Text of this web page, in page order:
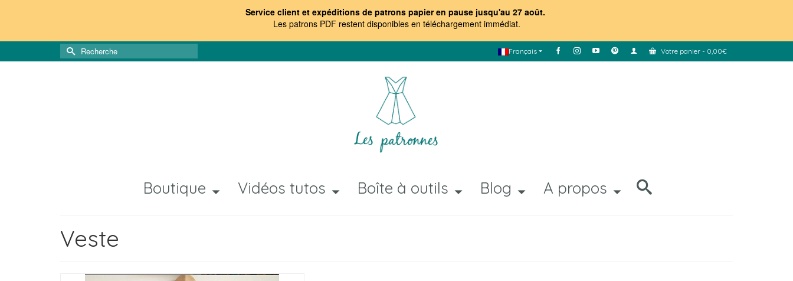
Service client et expéditions de patrons papier en pause jusqu'au 27 août.
Les patrons PDF restent disponibles en téléchargement immédiat.
Français Votre panier - 0,00€
Rechercher :
Boutique Vidéos tutos Boîte à outils Blog A propos
Veste